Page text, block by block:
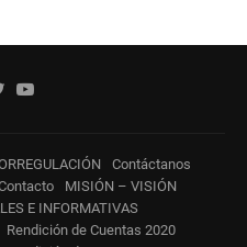
Contáctanos
MISIÓN – VISIÓN
E INFORMATIVAS
Rendición de Cuentas 2020